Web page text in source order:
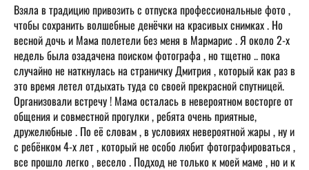
Взяла в традицию привозить с отпуска профессиональные фото ,
чтобы сохранить волшебные денёчки на красивых снимках . Но
весной дочь и Мама полетели без меня в Мармарис . Я около 2-х
недель была озадачена поиском фотографа , но тщетно .. пока
случайно не наткнулась на страничку Дмитрия , который как раз в
это время летел отдыхать туда со своей прекрасной спутницей.
Организовали встречу ! Мама осталась в невероятном восторге от
общения и совместной прогулки , ребята очень приятные,
дружелюбные . По её словам , в условиях невероятной жары , ну и
с ребёнком 4-х лет , который не особо любит фотографироваться ,
все прошло легко , весело . Подход не только к моей маме , но и к